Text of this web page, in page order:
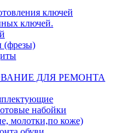
ключей
ключей.
(фрезы)
ДЛЯ РЕМОНТА
набойки
молотки,по коже)